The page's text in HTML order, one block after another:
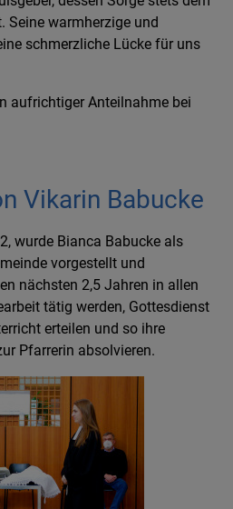
Seine warmherzige und
schmerzliche Lücke für uns
aufrichtiger Anteilnahme bei
Vikarin Babucke
wurde Bianca Babucke als
vorgestellt und
nächsten 2,5 Jahren in allen
tätig werden, Gottesdienst
erteilen und so ihre
Pfarrerin absolvieren.